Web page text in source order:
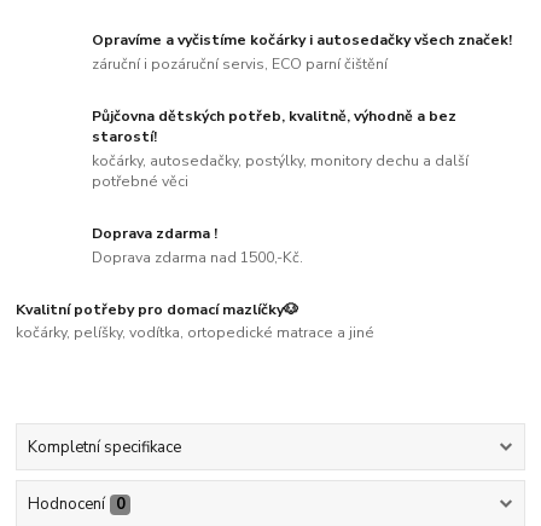
Opravíme a vyčistíme kočárky i autosedačky všech značek!
záruční i pozáruční servis, ECO parní čištění
Půjčovna dětských potřeb, kvalitně, výhodně a bez
starostí!
kočárky, autosedačky, postýlky, monitory dechu a další
potřebné věci
Doprava zdarma !
Doprava zdarma nad 1500,-Kč.
Kvalitní potřeby pro domací mazlíčky🐶
kočárky, pelíšky, vodítka, ortopedické matrace a jiné
Kompletní specifikace
Hodnocení 0